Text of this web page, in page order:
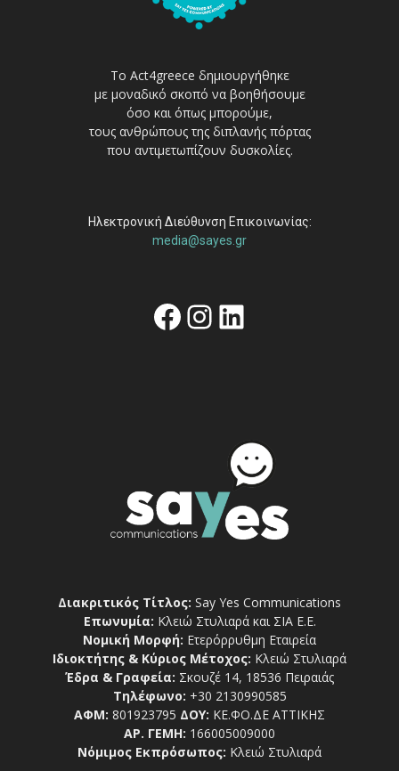
Το Act4greece δημιουργήθηκε
με μοναδικό σκοπό να βοηθήσουμε
όσο και όπως μπορούμε,
τους ανθρώπους της διπλανής πόρτας
που αντιμετωπίζουν δυσκολίες.
Ηλεκτρονική Διεύθυνση Επικοινωνίας:
media@sayes.gr
Facebook
Instagram
Linkedin
Διακριτικός Τίτλος: Say Yes Communications
Επωνυμία: Κλειώ Στυλιαρά και ΣΙΑ Ε.Ε.
Νομική Μορφή: Ετερόρρυθμη Εταιρεία
Ιδιοκτήτης & Κύριος Μέτοχος: Κλειώ Στυλιαρά
Έδρα & Γραφεία: Σκουζέ 14, 18536 Πειραιάς
Τηλέφωνο: +30 2130990585
ΑΦΜ: 801923795 ΔΟΥ: ΚΕ.ΦΟ.ΔΕ ΑΤΤΙΚΗΣ
ΑΡ. ΓΕΜΗ: 166005009000
Νόμιμος Εκπρόσωπος: Κλειώ Στυλιαρά